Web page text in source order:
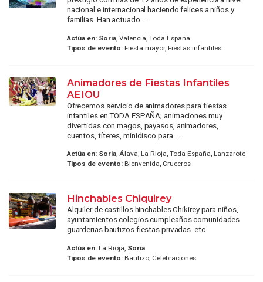
nacional e internacional haciendo felices a niños y
familias. Han actuado ...
Actúa en: Soria, Valencia, Toda España
Tipos de evento:Fiesta mayor, Fiestas infantiles
Animadores de Fiestas Infantiles
AEIOU
Ofrecemos servicio de animadores para fiestas
infantiles en TODA ESPAÑA; animaciones muy
divertidas con magos, payasos, animadores,
cuentos, títeres, minidisco para ...
Actúa en: Soria, Álava, La Rioja, Toda España, Lanzarote
Tipos de evento:Bienvenida, Cruceros
Hinchables Chiquirey
Alquiler de castillos hinchables Chikirey para niños,
ayuntamientos colegios cumpleaños comunidades
guarderias bautizos fiestas privadas .etc
Actúa en:La Rioja, Soria
Tipos de evento:Bautizo, Celebraciones